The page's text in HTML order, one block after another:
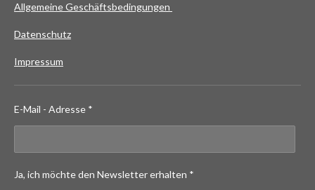
Allgemeine Geschäftsbedingungen
Datenschutz
Impressum
E-Mail - Adresse *
Ja, ich möchte den Newsletter erhalten *